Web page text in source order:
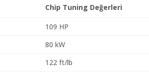
Chip Tuning Değerleri
109 HP
80 kW
122 ft/lb